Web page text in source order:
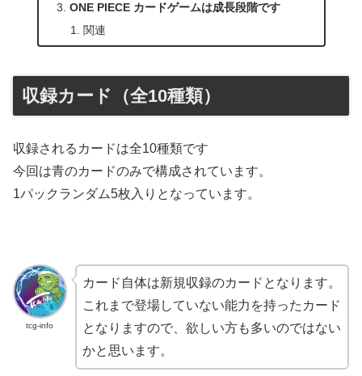
ONE PIECE カードゲームは成長段階です
関連
収録カード（全10種類）
収録されるカードは全10種類です
今回は青のカードのみで構成されています。
1パックランダム5枚入りとなっています。
tcg-info
カード自体は新規収録のカードとなります。
これまで登場していない能力を持ったカード
となりますので、欲しい方も多いのではない
かと思います。